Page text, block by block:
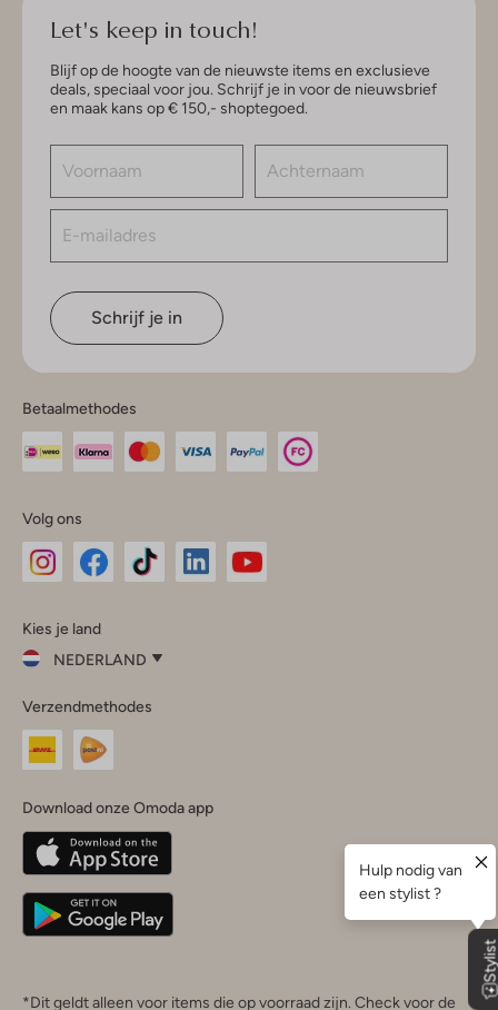
Let's keep in touch!
Blijf op de hoogte van de nieuwste items en exclusieve
deals, speciaal voor jou. Schrijf je in voor de nieuwsbrief
en maak kans op € 150,- shoptegoed.
Schrijf je in
Betaalmethodes
Volg ons
InstagramFacebook
Kies je land
NEDERLAND
je
land
Nederland
Belgique(Français)
Deutschland
Verzendmethodes
Download onze Omoda app
*Dit geldt alleen voor items die op voorraad zijn. Check voor de